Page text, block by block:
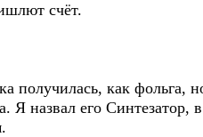
счёт.
получилась, как
Я назвал его